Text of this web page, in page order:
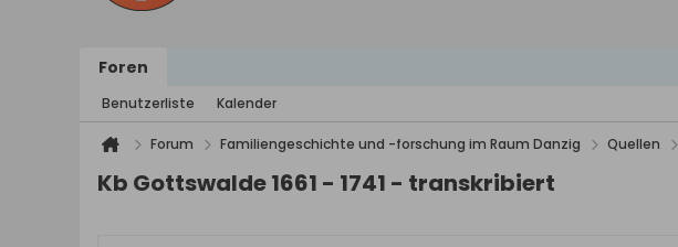
Foren
Benutzerliste Kalender
Forum Familiengeschichte und -forschung im Raum Danzig Quellen
Kb Gottswalde 1661 - 1741 - transkribiert